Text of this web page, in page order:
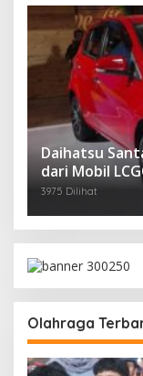
Daihatsu
dari Mobil
3975 Dilihat
Olahraga